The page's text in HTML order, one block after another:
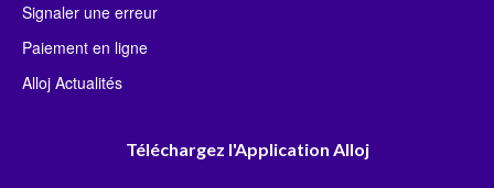
Signaler une erreur
Paiement en ligne
Alloj Actualités
Téléchargez l'Application Alloj